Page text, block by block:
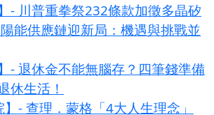
- 川普重拳祭232條款加徵多晶矽
能供應鏈迎新局：機遇與挑戰並
- 退休金不能無腦存？四筆錢準備
休生活！
】- 查理．蒙格「4大人生理念」